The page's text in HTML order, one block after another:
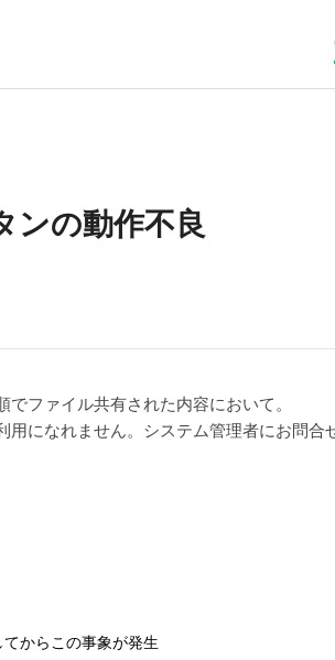
ンの動作不良
ファイル共有された内容において。
用になれません。システム管理者にお問
からこの事象が発生